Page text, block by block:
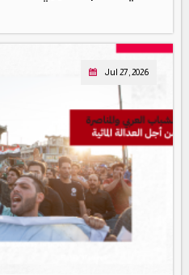
Jul 27, 2026